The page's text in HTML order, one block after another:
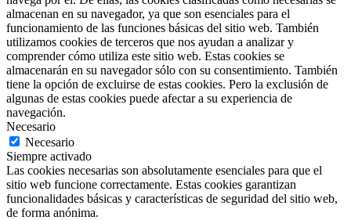
almacenan en su navegador, ya que son esenciales para el
funcionamiento de las funciones básicas del sitio web. También
utilizamos cookies de terceros que nos ayudan a analizar y
comprender cómo utiliza este sitio web. Estas cookies se
almacenarán en su navegador sólo con su consentimiento. También
tiene la opción de excluirse de estas cookies. Pero la exclusión de
algunas de estas cookies puede afectar a su experiencia de
navegación.
Necesario
Necesario
Siempre activado
Las cookies necesarias son absolutamente esenciales para que el
sitio web funcione correctamente. Estas cookies garantizan
funcionalidades básicas y características de seguridad del sitio web,
de forma anónima.